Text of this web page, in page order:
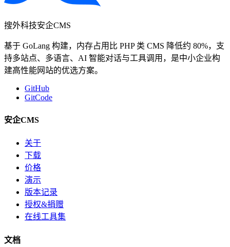
搜外科技安企CMS
基于 GoLang 构建，内存占用比 PHP 类 CMS 降低约 80%，支
持多站点、多语言、AI 智能对话与工具调用，是中小企业构
建高性能网站的优选方案。
GitHub
GitCode
安企CMS
关于
下载
价格
演示
版本记录
授权&捐赠
在线工具集
文档